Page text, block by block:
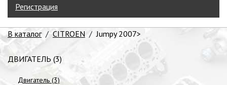
Регистрация
В каталог / CITROEN / Jumpy 2007>
ДВИГАТЕЛЬ (3)
Двигатель (3)